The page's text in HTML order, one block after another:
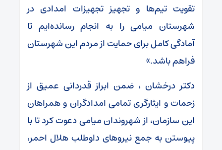
تقویت تیم‌ها و تجهیز تجهیزات امدادی در
شهرستان میامی را به انجام رسانده‌ایم تا
آمادگی کامل برای حمایت از مردم این شهرستان
فراهم باشد.»
دکتر درخشان ، ضمن ابراز قدردانی عمیق از
زحمات و ایثارگری تمامی امدادگران و همراهان
این سازمان، از شهروندان میامی دعوت کرد تا با
پیوستن به جمع نیروهای داوطلب هلال احمر،